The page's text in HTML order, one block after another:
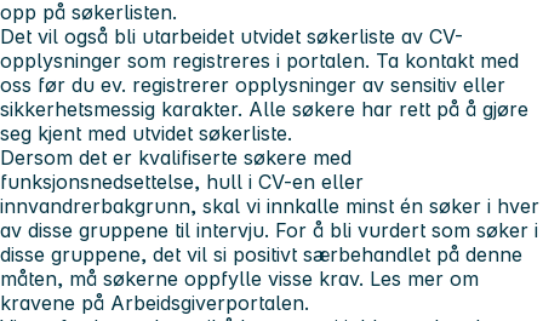
opp på søkerlisten.
Det vil også bli utarbeidet utvidet søkerliste av CV-
opplysninger som registreres i portalen. Ta kontakt med
oss før du ev. registrerer opplysninger av sensitiv eller
sikkerhetsmessig karakter. Alle søkere har rett på å gjøre
seg kjent med utvidet søkerliste.
Dersom det er kvalifiserte søkere med
funksjonsnedsettelse, hull i CV-en eller
innvandrerbakgrunn, skal vi innkalle minst én søker i hver
av disse gruppene til intervju. For å bli vurdert som søker i
disse gruppene, det vil si positivt særbehandlet på denne
måten, må søkerne oppfylle visse krav. Les mer om
kravene på Arbeidsgiverportalen.